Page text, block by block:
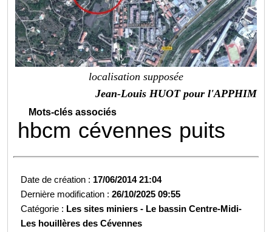
localisation supposée
Jean-Louis HUOT pour l'APPHIM
Mots-clés associés
hbcm cévennes puits
Date de création : 17/06/2014 21:04
Dernière modification :26/10/2025 09:55
Catégorie : Les sites miniers - Le bassin Centre-Midi-
Les houillères des Cévennes